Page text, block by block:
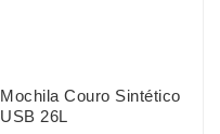
Mochila Couro Sintético
USB 26L